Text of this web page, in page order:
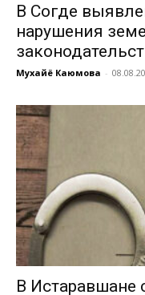
В Согде
нарушения
Мухайё Каюмова -
В Истаравшане